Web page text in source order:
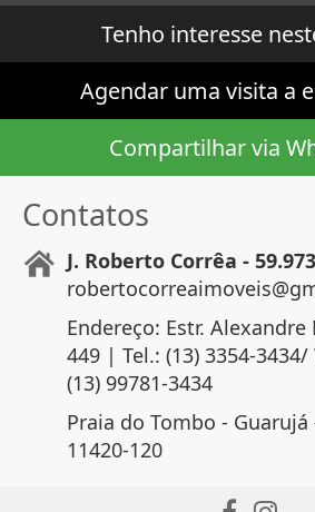
Tenho interesse
Agendar uma visita a
Compartilhar via
Contatos
J. Roberto Corrêa - 59.973
Endereço: Estr. Alexandre
449 | Tel.: (13) 3354-
(13) 99781-3434
Praia do Tombo - Guarujá
11420-120